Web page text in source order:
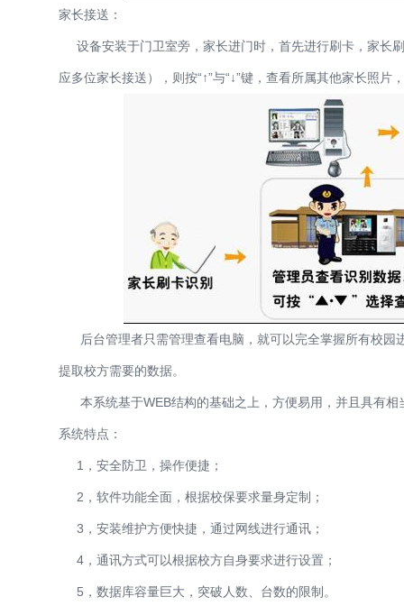
家长接送：
设备安装于门卫室旁，家长进门时，首先进行刷卡，家长
应多位家长接送），则按“↑”与“↓”键，查看所属其他家长照
后台管理者只需管理查看电脑，就可以完全掌握所有校园
提取校方需要的数据。
本系统基于WEB结构的基础之上，方便易用，并且具有相
系统特点：
1，安全防卫，操作便捷；
2，软件功能全面，根据校保要求量身定制；
3，安装维护方便快捷，通过网线进行通讯；
4，通讯方式可以根据校方自身要求进行设置；
5，数据库容量巨大，突破人数、台数的限制。